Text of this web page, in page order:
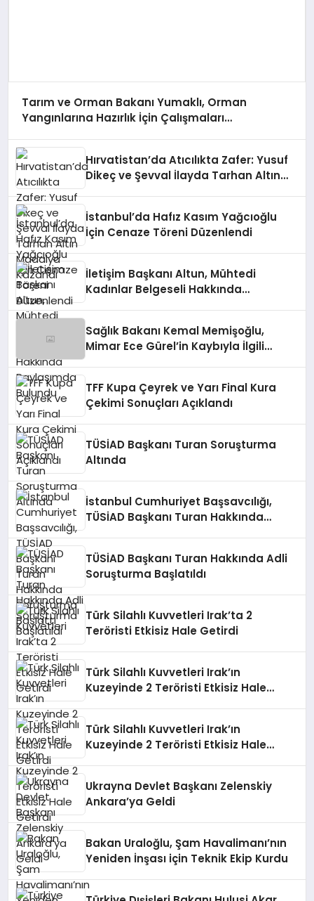
Tarım ve Orman Bakanı Yumaklı, Orman
Yangınlarına Hazırlık İçin Çalışmaları
Hırvatistan’da Atıcılıkta Zafer: Yusuf
Dikeç ve Şevval İlayda Tarhan Altın
İstanbul’da Hafız Kasım Yağcıoğlu
İçin Cenaze Töreni Düzenlendi
İletişim Başkanı Altun, Mühtedi
Kadınlar Belgeseli Hakkında
Sağlık Bakanı Kemal Memişoğlu,
Mimar Ece Gürel’in Kaybıyla İlgili
TFF Kupa Çeyrek ve Yarı Final Kura
Çekimi Sonuçları Açıklandı
TÜSİAD Başkanı Turan Soruşturma
Altında
İstanbul Cumhuriyet Başsavcılığı,
TÜSİAD Başkanı Turan Hakkında
TÜSİAD Başkanı Turan Hakkında Adli
Soruşturma Başlatıldı
Türk Silahlı Kuvvetleri Irak’ta 2
Teröristi Etkisiz Hale Getirdi
Türk Silahlı Kuvvetleri Irak’ın
Kuzeyinde 2 Teröristi Etkisiz Hale
Türk Silahlı Kuvvetleri Irak’ın
Kuzeyinde 2 Teröristi Etkisiz Hale
Ukrayna Devlet Başkanı Zelenskiy
Ankara’ya Geldi
Bakan Uraloğlu, Şam Havalimanı’nın
Yeniden İnşası için Teknik Ekip Kurdu